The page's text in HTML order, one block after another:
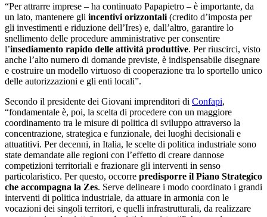
“Per attrarre imprese – ha continuato Papapietro – è importante, da
un lato, mantenere gli incentivi orizzontali (credito d’imposta per
gli investimenti e riduzione dell’Ires) e, dall’altro, garantire lo
snellimento delle procedure amministrative per consentire
l’insediamento rapido delle attività produttive. Per riuscirci, visto
anche l’alto numero di domande previste, è indispensabile disegnare
e costruire un modello virtuoso di cooperazione tra lo sportello unico
delle autorizzazioni e gli enti locali”.
Secondo il presidente dei Giovani imprenditori di Confapi,
“fondamentale è, poi, la scelta di procedere con un maggiore
coordinamento tra le misure di politica di sviluppo attraverso la
concentrazione, strategica e funzionale, dei luoghi decisionali e
attuatitivi. Per decenni, in Italia, le scelte di politica industriale sono
state demandate alle regioni con l’effetto di creare dannose
competizioni territoriali e frazionare gli interventi in senso
particolaristico. Per questo, occorre predisporre il Piano Strategico
che accompagna la Zes. Serve delineare i modo coordinato i grandi
interventi di politica industriale, da attuare in armonia con le
vocazioni dei singoli territori, e quelli infrastrutturali, da realizzare